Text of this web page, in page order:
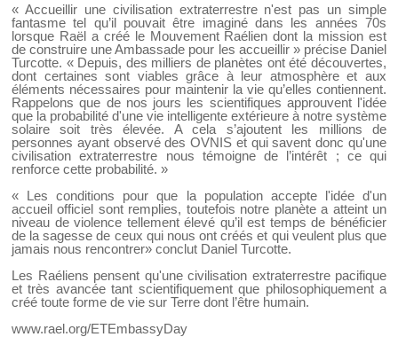
« Accueillir une civilisation extraterrestre n'est pas un simple
fantasme tel qu’il pouvait être imaginé dans les années 70s
lorsque Raël a créé le Mouvement Raélien dont la mission est
de construire une Ambassade pour les accueillir » précise Daniel
Turcotte. « Depuis, des milliers de planètes ont été découvertes,
dont certaines sont viables grâce à leur atmosphère et aux
éléments nécessaires pour maintenir la vie qu’elles contiennent.
Rappelons que de nos jours les scientifiques approuvent l'idée
que la probabilité d'une vie intelligente extérieure à notre système
solaire soit très élevée. A cela s’ajoutent les millions de
personnes ayant observé des OVNIS et qui savent donc qu'une
civilisation extraterrestre nous témoigne de l’intérêt ; ce qui
renforce cette probabilité. »
« Les conditions pour que la population accepte l'idée d'un
accueil officiel sont remplies, toutefois notre planète a atteint un
niveau de violence tellement élevé qu’il est temps de bénéficier
de la sagesse de ceux qui nous ont créés et qui veulent plus que
jamais nous rencontrer» conclut Daniel Turcotte.
Les Raéliens pensent qu'une civilisation extraterrestre pacifique
et très avancée tant scientifiquement que philosophiquement a
créé toute forme de vie sur Terre dont l’être humain.
www.rael.org/ETEmbassyDay